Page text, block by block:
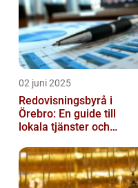
02 juni 2025
Redovisningsbyrå i
Örebro: En guide till
lokala tjänster och